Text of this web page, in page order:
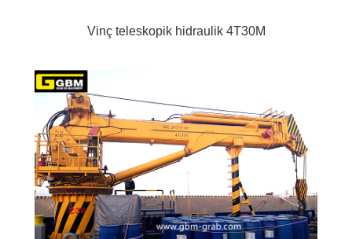
Vinç teleskopik hidraulik 4T30M